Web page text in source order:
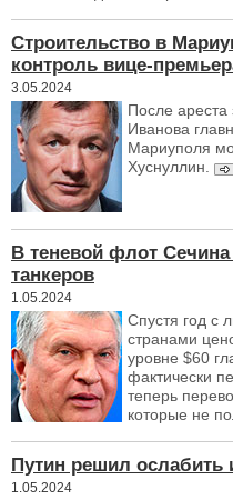
Строительство в
контроль вице-
3.05.2024
После
Иванова
Мариуполя
Хуснуллин.
В теневой флот
танкеров
1.05.2024
Спустя год с
странами
уровне $60
фактически
теперь
которые не
Путин решил ослабить
1.05.2024